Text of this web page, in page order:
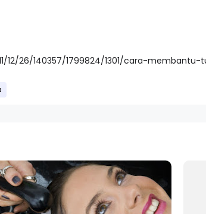
12/26/140357/1799824/1301/cara-